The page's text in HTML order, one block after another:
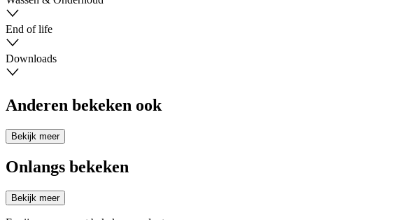
End of life
Downloads
Anderen bekeken ook
Bekijk meer
Onlangs bekeken
Bekijk meer